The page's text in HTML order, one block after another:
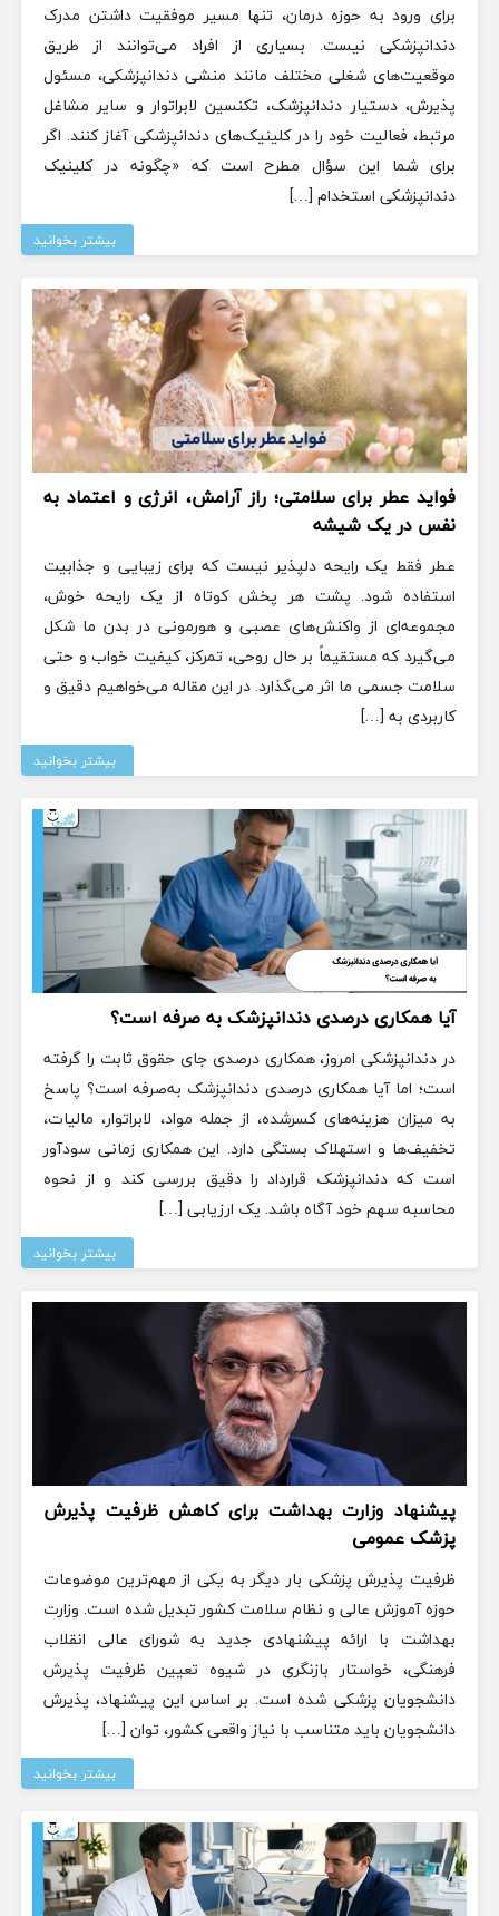
برای ورود به حوزه درمان، تنها مسیر موفقیت داشتن مدرک
دندانپزشکی نیست. بسیاری از افراد می‌توانند از طریق
موقعیت‌های شغلی مختلف مانند منشی دندانپزشکی، مسئول
پذیرش، دستیار دندانپزشک، تکنسین لابراتوار و سایر مشاغل
مرتبط، فعالیت خود را در کلینیک‌های دندانپزشکی آغاز کنند. اگر
برای شما این سؤال مطرح است که «چگونه در کلینیک
دندانپزشکی استخدام […]
بیشتر بخوانید
فواید عطر برای سلامتی؛ راز آرامش، انرژی و اعتماد به
نفس در یک شیشه
عطر فقط یک رایحه دلپذیر نیست که برای زیبایی و جذابیت
استفاده شود. پشت هر پخش کوتاه از یک رایحه خوش،
مجموعه‌ای از واکنش‌های عصبی و هورمونی در بدن ما شکل
می‌گیرد که مستقیماً بر حال روحی، تمرکز، کیفیت خواب و حتی
سلامت جسمی ما اثر می‌گذارد. در این مقاله می‌خواهیم دقیق و
کاربردی به […]
بیشتر بخوانید
آیا همکاری درصدی دندانپزشک به صرفه است؟
در دندانپزشکی امروز، همکاری درصدی جای حقوق ثابت را گرفته
است؛ اما آیا همکاری درصدی دندانپزشک به‌صرفه است؟ پاسخ
به میزان هزینه‌های کسرشده، از جمله مواد، لابراتوار، مالیات،
تخفیف‌ها و استهلاک بستگی دارد. این همکاری زمانی سودآور
است که دندانپزشک قرارداد را دقیق بررسی کند و از نحوه
محاسبه سهم خود آگاه باشد. یک ارزیابی […]
بیشتر بخوانید
پیشنهاد وزارت بهداشت برای کاهش ظرفیت پذیرش
پزشک عمومی
ظرفیت پذیرش پزشکی بار دیگر به یکی از مهم‌ترین موضوعات
حوزه آموزش عالی و نظام سلامت کشور تبدیل شده است. وزارت
بهداشت با ارائه پیشنهادی جدید به شورای عالی انقلاب
فرهنگی، خواستار بازنگری در شیوه تعیین ظرفیت پذیرش
دانشجویان پزشکی شده است. بر اساس این پیشنهاد، پذیرش
دانشجویان باید متناسب با نیاز واقعی کشور، توان […]
بیشتر بخوانید